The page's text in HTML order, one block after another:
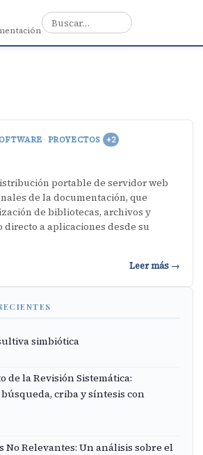
· PROYECTOS +2
portable de servidor web
de la documentación, que
de bibliotecas, archivos y
directo a aplicaciones desde su
Leer más →
simbiótica
de la Revisión Sistemática:
criba y síntesis con
No Relevantes: Un análisis sobre el